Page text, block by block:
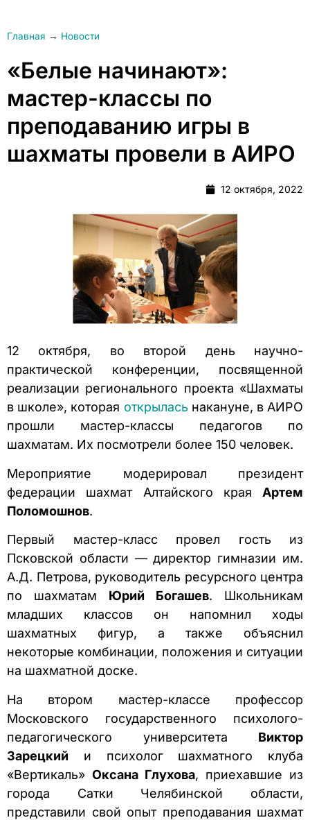
Главная → Новости
«Белые начинают»:
мастер-классы по
преподаванию игры в
шахматы провели в АИРО
12 октября, 2022
12 октября, во второй день научно-
практической конференции, посвященной
реализации регионального проекта «Шахматы
в школе», которая открыласьнакануне, в АИРО
прошли мастер-классы педагогов по
шахматам. Их посмотрели более 150 человек.
Мероприятие модерировал президент
федерации шахмат Алтайского края Артем
Поломошнов.
Первый мастер-класс провел гость из
Псковской области — директор гимназии им.
А.Д. Петрова, руководитель ресурсного центра
по шахматам Юрий Богашев. Школьникам
младших классов он напомнил ходы
шахматных фигур, а также объяснил
некоторые комбинации, положения и ситуации
на шахматной доске.
На втором мастер-классе профессор
Московского государственного психолого-
педагогического университета Виктор
Зарецкий и психолог шахматного клуба
«Вертикаль» Оксана Глухова, приехавшие из
города Сатки Челябинской области,
представили свой опыт преподавания шахмат